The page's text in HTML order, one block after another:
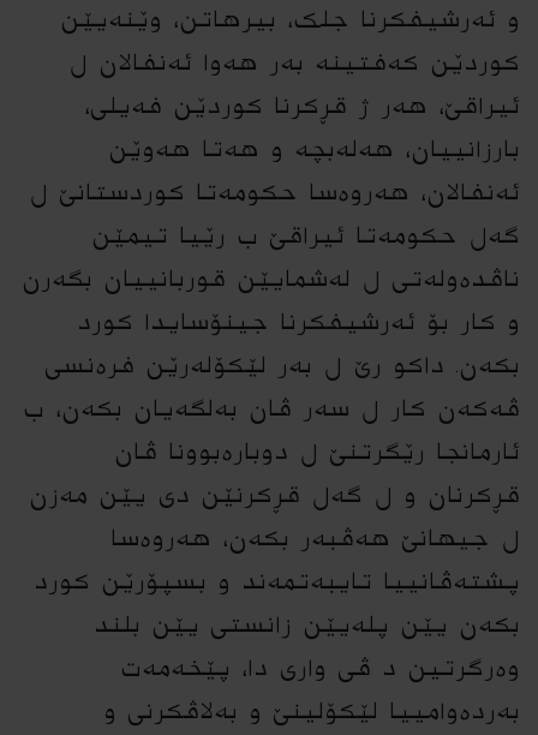
و ئەرشیفکرنا جلک، بیرهاتن، وێنەیێن
کوردێن کەفتینە بەر هەوا ئەنفالان ل
ئیراقێ، هەر ژ قڕکرنا کوردێن فەیلى،
بارزانییان، هەلەبچە و هەتا هەوێن
ئەنفالان، هەروەسا حکومەتا کوردستانێ ل
گەل حکومەتا ئیراقێ ب رێیا تیمێن
ناڤدەولەتى ل لەشمایێن قوربانییان بگەرن
و کار بۆ ئەرشیفکرنا جینۆسایدا کورد
بکەن. داکو رێ ل بەر لێکۆلەرێن فرەنسى
ڤەکەن کار ل سەر ڤان بەلگەیان بکەن، ب
ئارمانجا رێگرتنێ ل دوبارەبوونا ڤان
قڕکرنان و ل گەل قڕکرنێن دى یێن مەزن
ل جیهانێ هەڤبەر بکەن، هەروەسا
پشتەڤانییا تایبەتمەند و بسپۆرێن کورد
بکەن یێن پلەیێن زانستى یێن بلند
وەرگرتین د ڤى وارى دا، پێخەمەت
بەردەوامییا لێکۆلینێ و بەلاڤکرنی و